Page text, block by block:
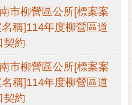
市柳營區公所[標案案
稱]114年度柳營區道
契約
市柳營區公所[標案案
稱]114年度柳營區道
契約